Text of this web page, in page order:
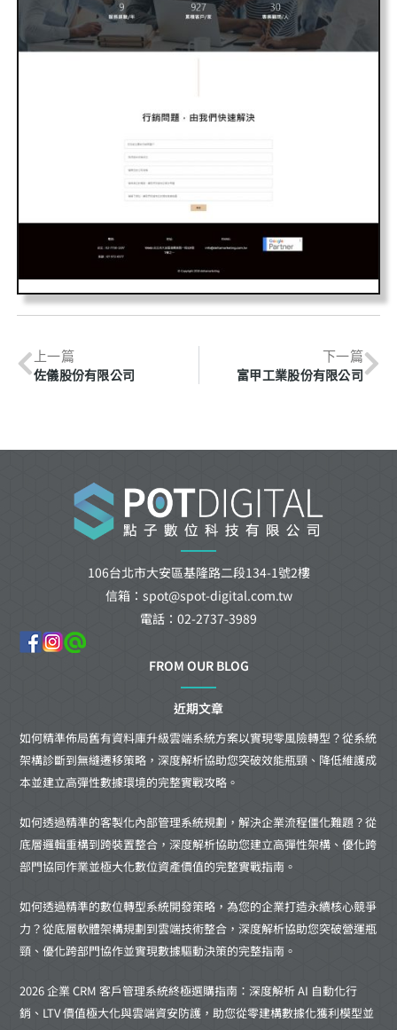
上一篇
佐儀股份有限公司
下一篇
富甲工業股份有限公司
106台北市大安區基隆路二段134-1號2樓
信箱：spot@spot-digital.com.tw
電話：02-2737-3989
FROM OUR BLOG
近期文章
如何精準佈局舊有資料庫升級雲端系統方案以實現零風險轉型？從系統
架構診斷到無縫遷移策略，深度解析協助您突破效能瓶頸、降低維護成
本並建立高彈性數據環境的完整實戰攻略。
如何透過精準的客製化內部管理系統規劃，解決企業流程僵化難題？從
底層邏輯重構到跨裝置整合，深度解析協助您建立高彈性架構、優化跨
部門協同作業並極大化數位資產價值的完整實戰指南。
如何透過精準的數位轉型系統開發策略，為您的企業打造永續核心競爭
力？從底層軟體架構規劃到雲端技術整合，深度解析協助您突破營運瓶
頸、優化跨部門協作並實現數據驅動決策的完整指南。
2026 企業 CRM 客戶管理系統終極選購指南：深度解析 AI 自動化行
銷、LTV 價值極大化與雲端資安防護，助您從零建構數據化獲利模型並